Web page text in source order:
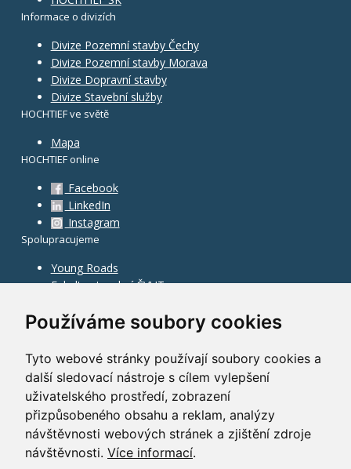
Používáme soubory cookies
Tyto webové stránky používají soubory cookies a
další sledovací nástroje s cílem vylepšení
uživatelského prostředí, zobrazení
přizpůsobeného obsahu a reklam, analýzy
návštěvnosti webových stránek a zjištění zdroje
návštěvnosti. Více informací.
Informace o divizích
Divize Pozemní stavby Čechy
Divize Pozemní stavby Morava
Divize Dopravní stavby
Divize Stavební služby
HOCHTIEF ve světě
Mapa
HOCHTIEF online
Facebook
LinkedIn
Instagram
Spolupracujeme
Young Roads
Fakulta stavební ČVUT